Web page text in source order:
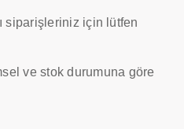
siparişleriniz için lütfen
ve stok durumuna göre